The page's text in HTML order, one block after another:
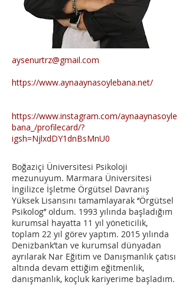
aysenurtrz@gmail.com
https://www.aynaaynasoylebana.net/
https://www.instagram.com/aynaaynasoyle
bana_/profilecard/?
igsh=NjlxdDY1dnBsMnU0
Boğaziçi Üniversitesi Psikoloji
mezunuyum. Marmara Üniversitesi
İngilizce İşletme Örgütsel Davranış
Yüksek Lisansını tamamlayarak ‘’Örgütsel
Psikolog’’ oldum. 1993 yılında başladığım
kurumsal hayatta 11 yıl yöneticilik,
toplam 22 yıl görev yaptım. 2015 yılında
Denizbank’tan ve kurumsal dünyadan
ayrılarak Nar Eğitim ve Danışmanlık çatısı
altında devam ettiğim eğitmenlik,
danışmanlık, koçluk kariyerime başladım.